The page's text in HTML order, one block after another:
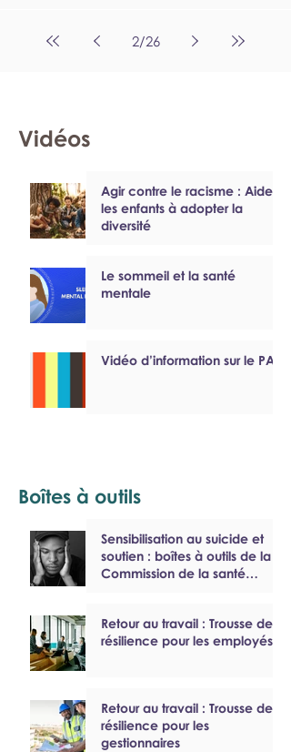
2/26
Vidéos
Agir contre le racisme : Aider
les enfants à adopter la
diversité
Le sommeil et la santé
mentale
Vidéo d’information sur le PAEF
Boîtes à outils
Sensibilisation au suicide et
soutien : boîtes à outils de la
Commission de la santé
Retour au travail : Trousse de
résilience pour les employés
Retour au travail : Trousse de
résilience pour les
gestionnaires